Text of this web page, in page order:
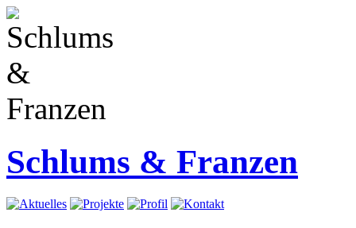
Schlums & Franzen